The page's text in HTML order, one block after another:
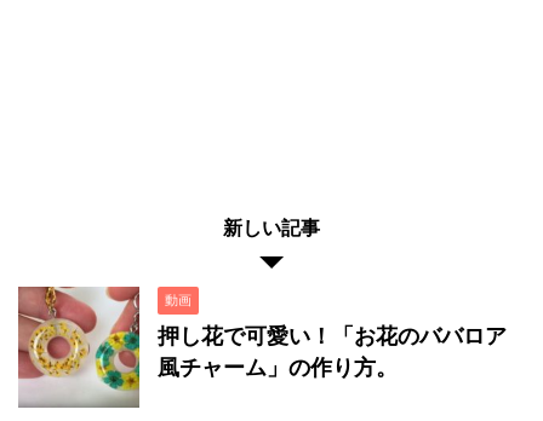
新しい記事
動画
押し花で可愛い！「お花のババロア
風チャーム」の作り方。